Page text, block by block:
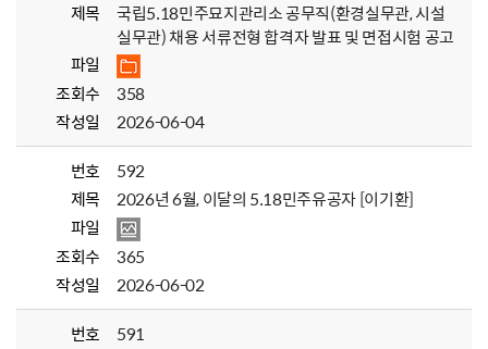
제목
국립5.18민주묘지관리소 공무직(환경실무관, 시설
실무관) 채용 서류전형 합격자 발표 및 면접시험 공고
파일
조회수
358
작성일
2026-06-04
번호
592
제목
2026년 6월, 이달의 5.18민주유공자 [이기환]
파일
조회수
365
작성일
2026-06-02
번호
591